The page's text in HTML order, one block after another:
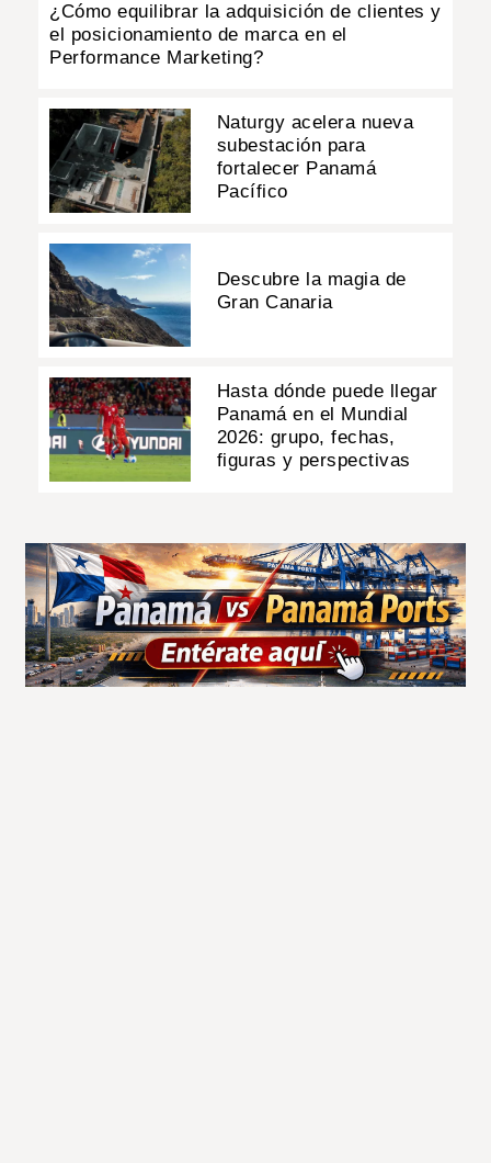
¿Cómo equilibrar la adquisición de clientes y
el posicionamiento de marca en el
Performance Marketing?
Naturgy acelera nueva
subestación para
fortalecer Panamá
Pacífico
Descubre la magia de
Gran Canaria
Hasta dónde puede llegar
Panamá en el Mundial
2026: grupo, fechas,
figuras y perspectivas